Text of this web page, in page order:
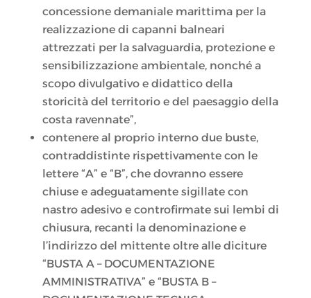
concessione demaniale marittima per la
realizzazione di capanni balneari
attrezzati per la salvaguardia, protezione e
sensibilizzazione ambientale, nonché a
scopo divulgativo e didattico della
storicità del territorio e del paesaggio della
costa ravennate”,
contenere al proprio interno due buste,
contraddistinte rispettivamente con le
lettere “A” e “B”, che dovranno essere
chiuse e adeguatamente sigillate con
nastro adesivo e controfirmate sui lembi di
chiusura, recanti la denominazione e
l’indirizzo del mittente oltre alle diciture
“BUSTA A – DOCUMENTAZIONE
AMMINISTRATIVA” e “BUSTA B –